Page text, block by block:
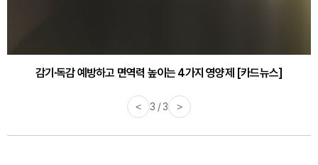
감기·독감 예방하고 면역력 높이는 4가지 영양제 [카드뉴스]
< 3 / 3 >